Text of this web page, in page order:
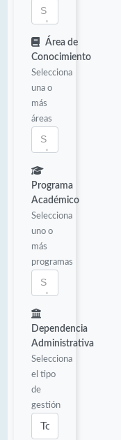
Área de
Conocimiento
Selecciona
una o
más
áreas
Programa
Académico
Selecciona
uno o
más
programas
Dependencia
Administrativa
Selecciona
el tipo
de
gestión